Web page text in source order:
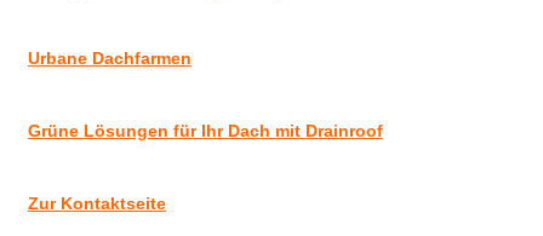
Urbane Dachfarmen
Grüne Lösungen für Ihr Dach mit Drainroof
Zur Kontaktseite